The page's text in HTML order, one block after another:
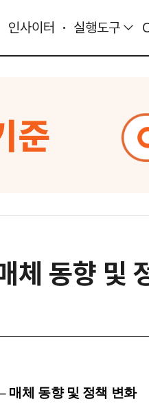
인사이터 실행도구
동향 및
매체 동향 및 정책 변화